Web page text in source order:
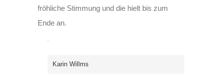
fröhliche Stimmung und die hielt bis zum
Ende an.
Karin Willms